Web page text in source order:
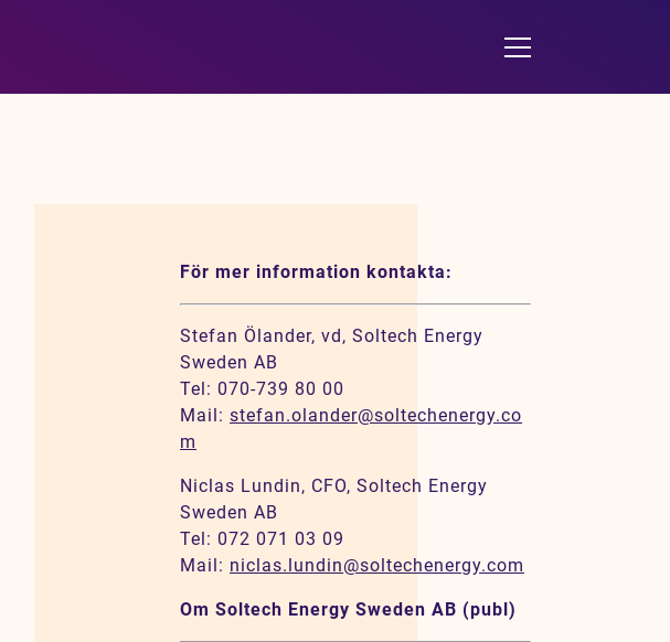
För mer information kontakta:
Stefan Ölander, vd, Soltech Energy
Sweden AB
Tel: 070-739 80 00
Mail: stefan.olander@soltechenergy.co
m
Niclas Lundin, CFO, Soltech Energy
Sweden AB
Tel: 072 071 03 09
Mail: niclas.lundin@soltechenergy.com
Om Soltech Energy Sweden AB (publ)